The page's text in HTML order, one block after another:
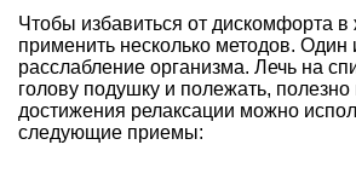
Чтобы избавиться от дискомфорта
применить несколько методов. Один
расслабление организма. Лечь на
голову подушку и полежать, полезно
достижения релаксации можно
следующие приемы: